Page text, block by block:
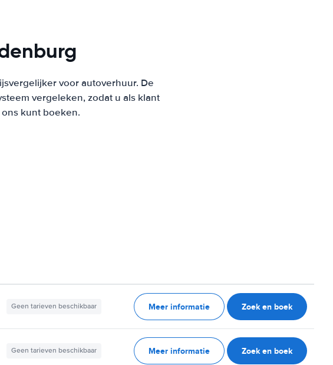
voor autoverhuur. De
vergeleken, zodat u als klant
kunt boeken.
Geen tarieven beschikbaar Meer informatie Zoek en boek
Geen tarieven beschikbaar Meer informatie Zoek en boek